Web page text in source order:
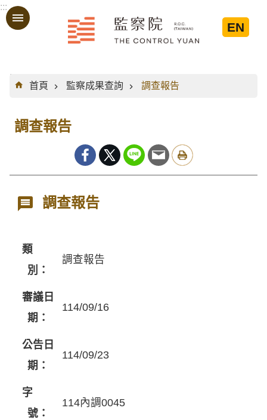
跳到主要內容區塊
:::
EN
:::
首頁
監察成果查詢 調查報告
調查報告
調查報告
類
別：
調查報告
審議日
期：
114/09/16
公告日
期：
114/09/23
字
號：
114內調0045